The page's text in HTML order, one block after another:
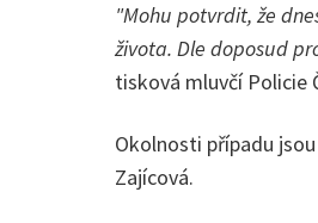
"Mohu potvrdit, že
života. Dle doposud
tisková mluvčí Policie
Okolnosti případu
Zajícová.